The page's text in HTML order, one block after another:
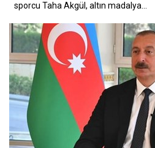
sporcu Taha Akgül, altın madalya…